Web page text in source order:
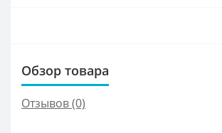
Обзор товара
Отзывов (0)